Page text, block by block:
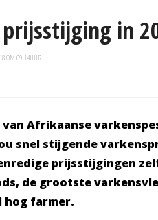
in
OM 09:14UUR
Afrikaanse
snel stijgende
prijsstijgingen
de grootste
hog farmer.